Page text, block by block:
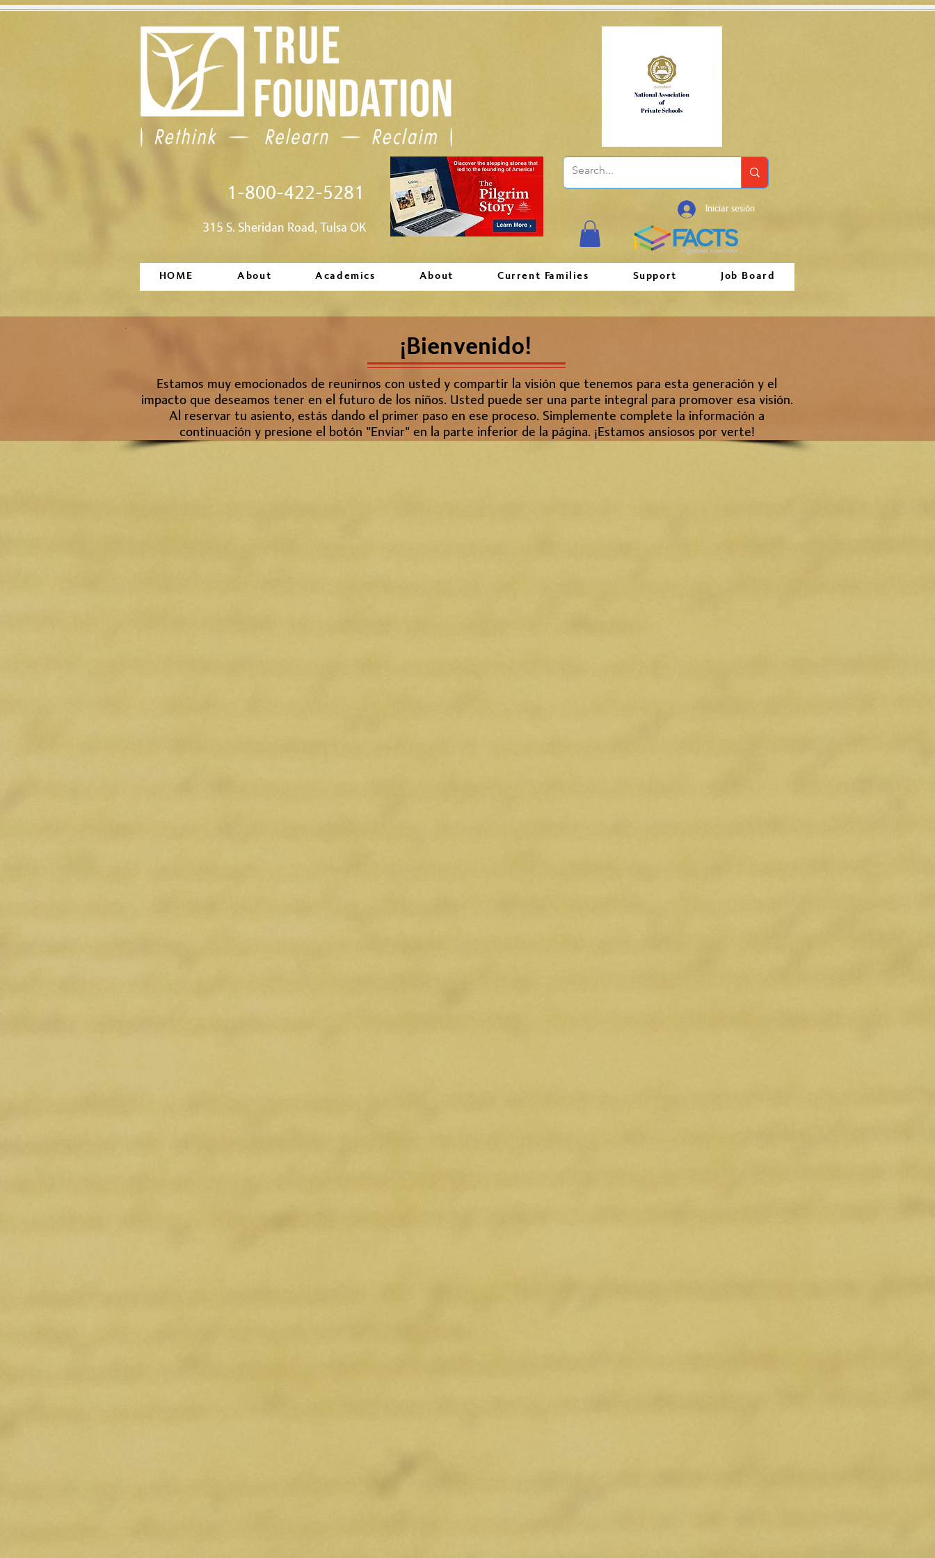
315 S. Sheridan Road, Tulsa OK
1-800-422-5281
Iniciar sesión
HOME About Academics About Current Families Support Job Board
¡Bienvenido!
Estamos muy emocionados de reunirnos con usted y compartir la visión que tenemos para esta generación y el
impacto que deseamos tener en el futuro de los niños. Usted puede ser una parte integral para promover esa visión.
Al reservar tu asiento, estás dando el primer paso en ese proceso. Simplemente complete la información a
continuación y presione el botón "Enviar" en la parte inferior de la página. ¡Estamos ansiosos por verte!